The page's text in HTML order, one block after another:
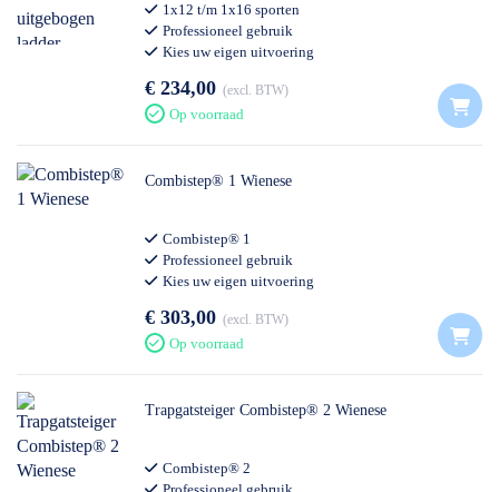
1x12 t/m 1x16 sporten
Professioneel gebruik
Kies uw eigen uitvoering
€ 234,00 excl. BTW
Op voorraad
Combistep® 1 Wienese
Combistep® 1
Professioneel gebruik
Kies uw eigen uitvoering
€ 303,00 excl. BTW
Op voorraad
Trapgatsteiger Combistep® 2 Wienese
Combistep® 2